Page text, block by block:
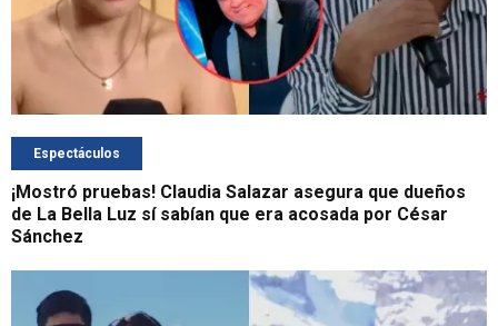
Espectáculos
¡Mostró pruebas! Claudia Salazar asegura que dueños
de La Bella Luz sí sabían que era acosada por César
Sánchez